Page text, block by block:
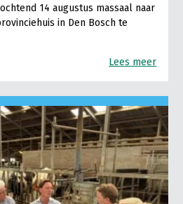
14 augustus massaal naar
in Den Bosch te
Lees meer